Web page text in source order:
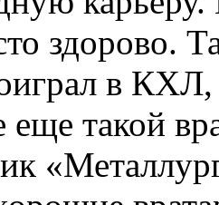
здорово.
в
еще такой